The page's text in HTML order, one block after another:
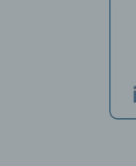
die sich auf
natürliche
beziehen. Als
Person
insbesondere
wie einem
Standortdaten,
einem oder